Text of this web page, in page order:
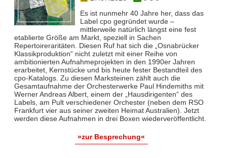
Es ist nunmehr 40 Jahre her, dass das
Label cpo gegründet wurde –
mittlerweile natürlich längst eine fest
etablierte Größe am Markt, speziell in Sachen
Repertoireraritäten. Diesen Ruf hat sich die „Osnabrücker
Klassikproduktion“ nicht zuletzt mit einer Reihe von
ambitionierten Aufnahmeprojekten in den 1990er Jahren
erarbeitet, Kernstücke und bis heute fester Bestandteil des
cpo-Katalogs. Zu diesen Marksteinen zählt auch die
Gesamtaufnahme der Orchesterwerke Paul Hindemiths mit
Werner Andreas Albert, einem der „Hausdirigenten“ des
Labels, am Pult verschiedener Orchester (neben dem RSO
Frankfurt vier aus seiner zweiten Heimat Australien). Jetzt
werden diese Aufnahmen in drei Boxen wiederveröffentlicht.
»zur Besprechung«